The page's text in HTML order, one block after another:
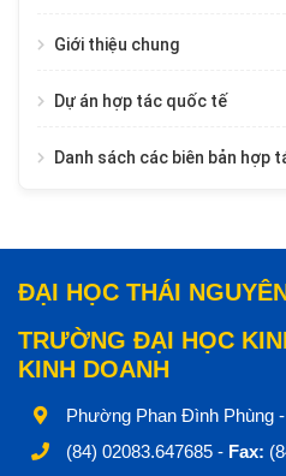
Giới thiệu chung
Dự án hợp tác quốc tế
Danh sách các biên bản hợp
ĐẠI HỌC THÁI
TRƯỜNG ĐẠI HỌC
KINH DOANH
Phường Phan Đình Phùng
(84) 02083.647685 - Fax: